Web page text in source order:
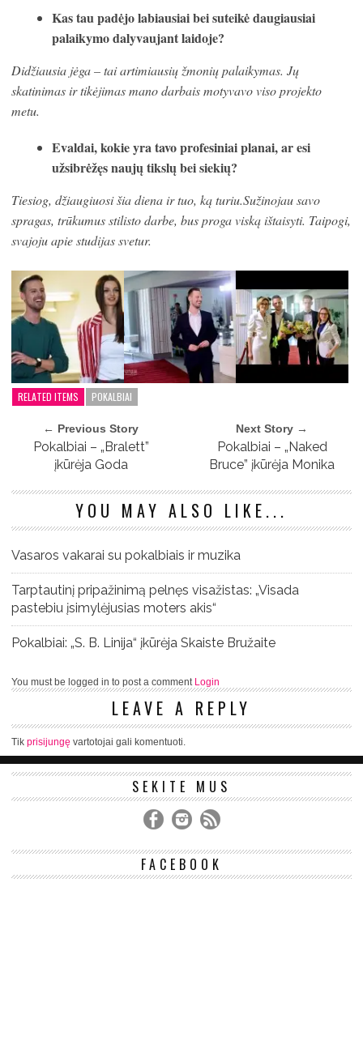
Kas tau padėjo labiausiai bei suteikė daugiausiai
palaikymo dalyvaujant laidoje?
Didžiausia jėga – tai artimiausių žmonių palaikymas. Jų
skatinimas ir tikėjimas mano darbais motyvavo viso projekto
metu.
Evaldai, kokie yra tavo profesiniai planai, ar esi
užsibrėžęs naujų tikslų bei siekių?
Tiesiog, džiaugiuosi šia diena ir tuo, ką turiu.Sužinojau savo
spragas, trūkumus stilisto darbe, bus proga viską ištaisyti. Taipogi,
svajoju apie studijas svetur.
RELATED ITEMS POKALBIAI
← Previous Story
Pokalbiai – „Bralett”
įkūrėja Goda
Next Story →
Pokalbiai – „Naked
Bruce” įkūrėja Monika
YOU MAY ALSO LIKE...
Vasaros vakarai su pokalbiais ir muzika
Tarptautinį pripažinimą pelnęs visažistas: „Visada
pastebiu įsimylėjusias moters akis“
Pokalbiai: „S. B. Linija“ įkūrėja Skaiste Bružaite
You must be logged in to post a comment Login
LEAVE A REPLY
Tik prisijungę vartotojai gali komentuoti.
SEKITE MUS
FACEBOOK